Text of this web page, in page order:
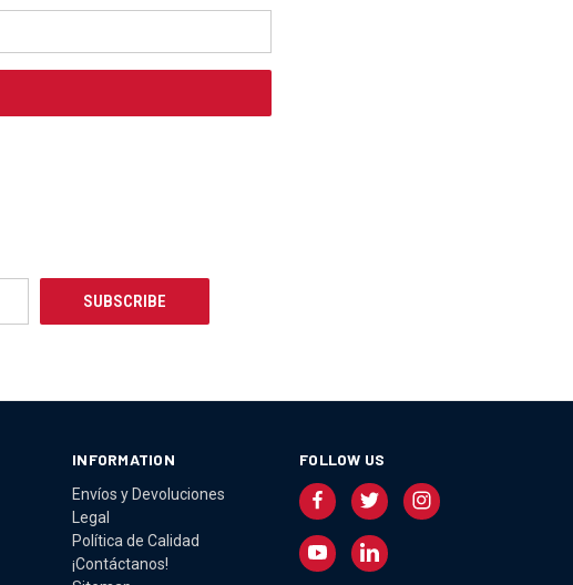
INFORMATION
Envíos y Devoluciones
Legal
Política de Calidad
¡Contáctanos!
FOLLOW US